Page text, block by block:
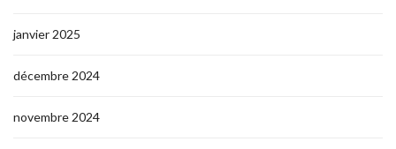
janvier 2025
décembre 2024
novembre 2024